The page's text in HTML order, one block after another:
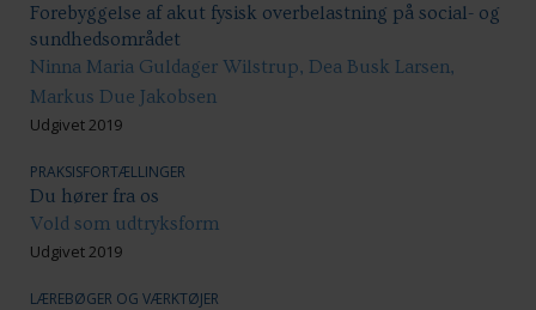
Forebyggelse af akut fysisk overbelastning på social- og
sundhedsområdet
Ninna Maria Guldager Wilstrup, Dea Busk Larsen,
Markus Due Jakobsen
Udgivet 2019
PRAKSISFORTÆLLINGER
Du hører fra os
Vold som udtryksform
Udgivet 2019
LÆREBØGER OG VÆRKTØJER